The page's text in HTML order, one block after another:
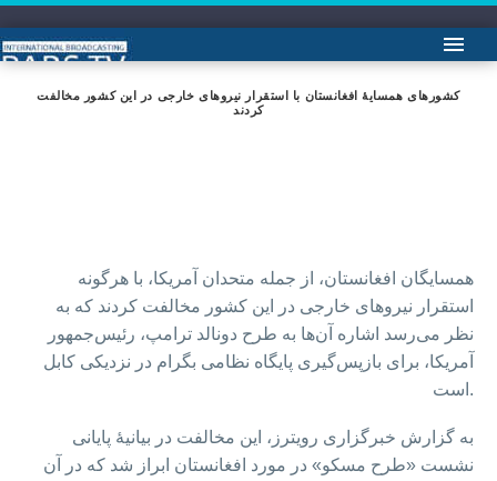
کشورهای همسایهٔ افغانستان با استقرار نیروهای خارجی در این کشور مخالفت
کردند
همسایگان افغانستان، از جمله متحدان آمریکا، با هرگونه
استقرار نیروهای خارجی در این کشور مخالفت کردند که به
نظر می‌رسد اشاره آن‌ها به طرح دونالد ترامپ، رئیس‌جمهور
آمریکا، برای بازپس‌گیری پایگاه نظامی بگرام در نزدیکی کابل
است.
به گزارش خبرگزاری رویترز، این مخالفت در بیانیهٔ پایانی
نشست «طرح مسکو» در مورد افغانستان ابراز شد که در آن